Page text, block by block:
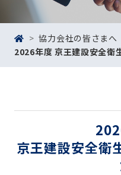
協力会社の皆さまへ
2026年度 京王建設安全衛
京王建設安全衛